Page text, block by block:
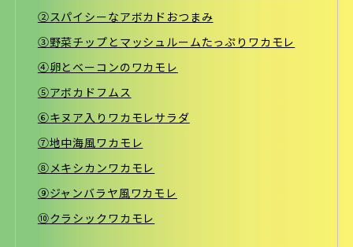
②スパイシーなアボカドおつまみ
③野菜チップとマッシュルームたっぷりワカモレ
④卵とベーコンのワカモレ
⑤アボカドフムス
⑥キヌア入りワカモレサラダ
⑦地中海風ワカモレ
⑧メキシカンワカモレ
⑨ジャンバラヤ風ワカモレ
⑩クラシックワカモレ